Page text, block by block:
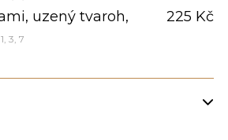
uzený tvaroh,
1, 3, 7
225 Kč